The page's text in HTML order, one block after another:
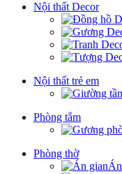
Nội thất Decor
Nội thất trẻ em
Phòng tắm
Phòng thờ